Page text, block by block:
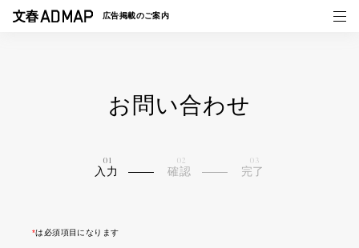
広告掲載のご案内
媒体紹介
お問い合わせ
入力 確認 完了
*は必須項目になります